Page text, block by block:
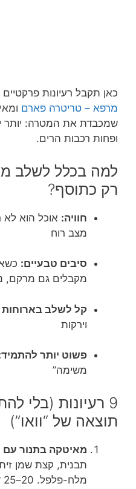
כאן תקבל רעיונות פרקטיים
מרפא – טריטרה פארם ו
שמכבדת את המטרה: יותר
ופחות רכבות הרים.
למה בכלל לשלב
רק כתוסף?
חוויה: אוכל הוא לא
מצב רוח
סיבים טבעיים:
מקבלים גם מרקם,
קל לשלב בארוחות
וירקות
פשוט יותר
משימה”
9 רעיונות (בלי
תוצאה של “וואו”)
מאיטקה בתנור עם
תבנית, קצת שמן